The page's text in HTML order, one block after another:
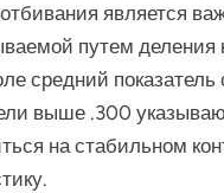
является
путем деления
средний
выше .300
на стабильном